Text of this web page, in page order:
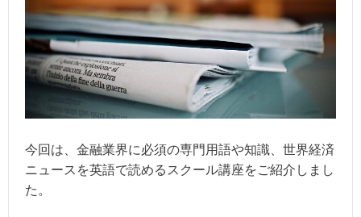
今回は、金融業界に必須の専門用語や知識、世界経済
ニュースを英語で読めるスクール講座をご紹介しまし
た。